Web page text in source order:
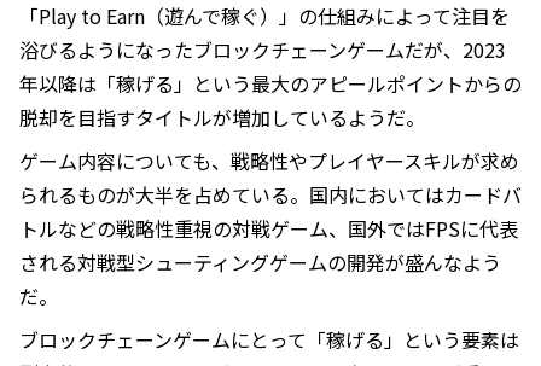
「Play to Earn（遊んで稼ぐ）」の仕組みによって注目を
浴びるようになったブロックチェーンゲームだが、2023
年以降は「稼げる」という最大のアピールポイントからの
脱却を目指すタイトルが増加しているようだ。
ゲーム内容についても、戦略性やプレイヤースキルが求め
られるものが大半を占めている。国内においてはカードバ
トルなどの戦略性重視の対戦ゲーム、国外ではFPSに代表
される対戦型シューティングゲームの開発が盛んなよう
だ。
ブロックチェーンゲームにとって「稼げる」という要素は